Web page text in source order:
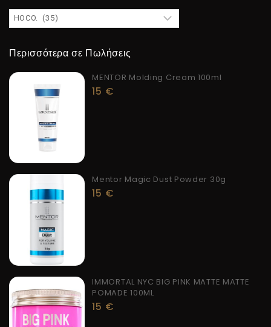
Περισσότερα σε Πωλήσεις
MENTOR Molding Cream 100ml
15 €
Mentor Magic Dust Powder 30g
15 €
IMMORTAL NYC BIG PINK MATTE MATTE
POMADE 100ML
15 €